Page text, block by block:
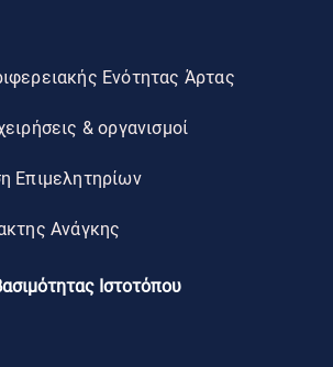
Ενότητας Άρτας
& οργανισμοί
Επιμελητηρίων
Ανάγκης
Ιστοτόπου